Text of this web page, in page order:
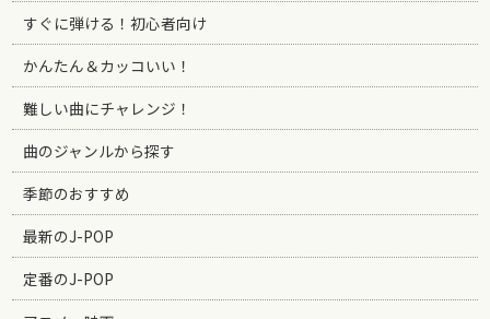
すぐに弾ける！初心者向け
かんたん＆カッコいい！
難しい曲にチャレンジ！
曲のジャンルから探す
季節のおすすめ
最新のJ-POP
定番のJ-POP